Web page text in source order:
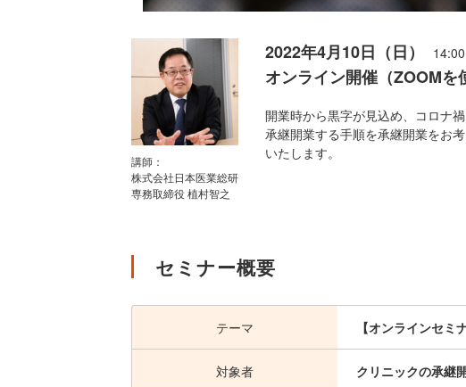
講師：
株式会社日本医業総研
専務取締役 植村智之
2022年4月10日（日）
オンライン開催（ZOOM
開業時から黒字が見込め、コロナ
承継開業する手順を承継開業をお
いたします。
セミナー概要
テーマ 【オンラインセ
対象者 クリニックの承継